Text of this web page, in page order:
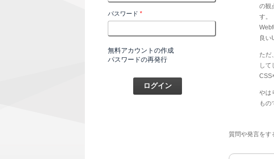
パスワード *
無料アカウントの作成
パスワードの再発行
の観
す。
良い
ただ
して
CSS
やは
もの
質問や発言をす